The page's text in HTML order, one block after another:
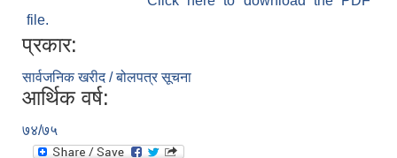
file.
प्रकार:
सार्वजनिक खरीद / बोलपत्र सूचना
आर्थिक वर्ष:
७४/७५